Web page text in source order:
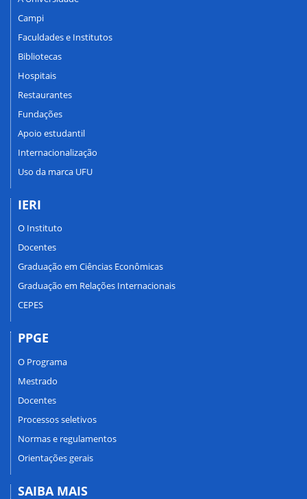
Campi
Faculdades e Institutos
Bibliotecas
Hospitais
Restaurantes
Fundações
Apoio estudantil
Internacionalização
Uso da marca UFU
IERI
O Instituto
Docentes
Graduação em Ciências Econômicas
Graduação em Relações Internacionais
CEPES
PPGE
O Programa
Mestrado
Docentes
Processos seletivos
Normas e regulamentos
Orientações gerais
SAIBA MAIS